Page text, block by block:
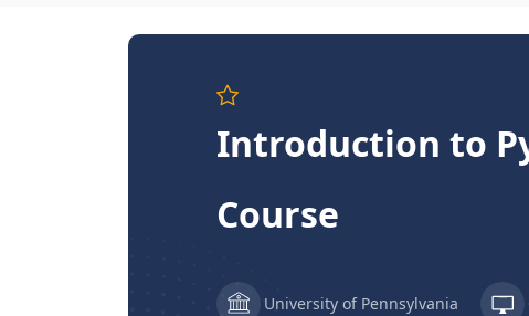
Introduction to
Course
University of Pennsylvania